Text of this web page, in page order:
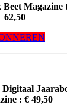
Magazine
62,50
: € 49,50